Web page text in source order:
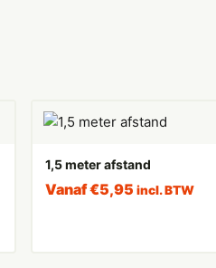
1,5 meter afstand
Vanaf€5,95 incl. BTW